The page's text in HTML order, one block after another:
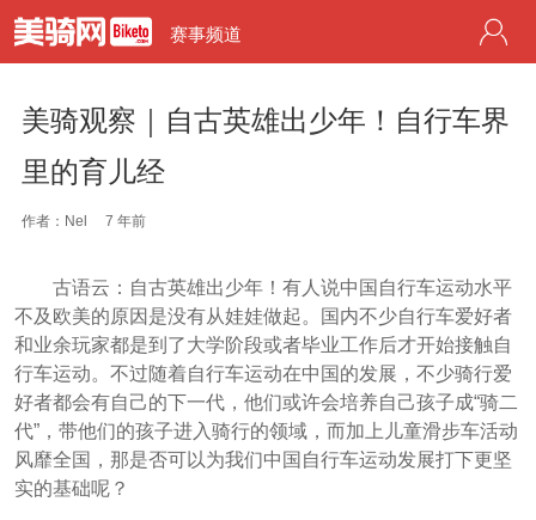
赛事频道
美骑观察｜自古英雄出少年！自行车界
里的育儿经
作者：Nel 7 年前
古语云：自古英雄出少年！有人说中国自行车运动水平
不及欧美的原因是没有从娃娃做起。国内不少自行车爱好者
和业余玩家都是到了大学阶段或者毕业工作后才开始接触自
行车运动。不过随着自行车运动在中国的发展，不少骑行爱
好者都会有自己的下一代，他们或许会培养自己孩子成“骑二
代”，带他们的孩子进入骑行的领域，而加上儿童滑步车活动
风靡全国，那是否可以为我们中国自行车运动发展打下更坚
实的基础呢？